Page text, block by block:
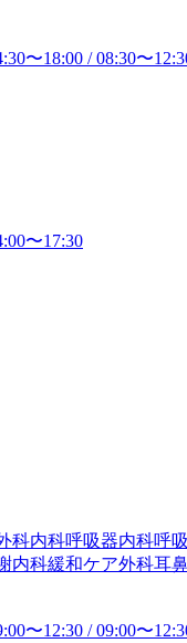
〜18:00 /08:30〜
〜17:30
科内科呼吸器内科呼
内科緩和ケア外科耳
〜12:30 /09:00〜